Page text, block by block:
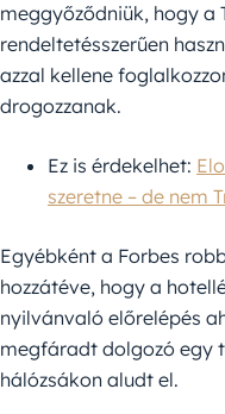
meggyőződniük, hogy a
rendeltetésszerűen
azzal kellene
drogozzanak.
Ez is érdekelhet:
szeretne – de nem
Egyébként a Forbes
hozzátéve, hogy a
nyilvánvaló előrelépés
megfáradt dolgozó egy
hálózsákon aludt el.